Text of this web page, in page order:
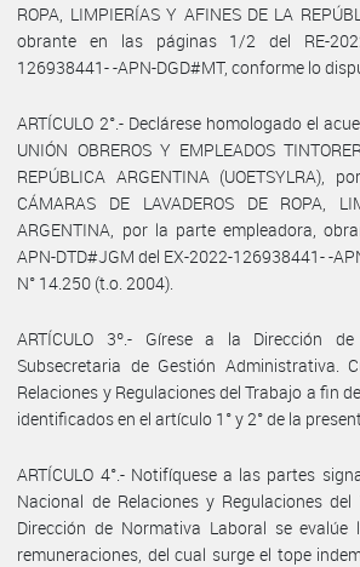
ROPA, LIMPIERÍAS Y AFINES DE LA
obrante en las páginas 1/2 del RE-
126938441- -APN-DGD#MT, conforme lo
ARTÍCULO 2°.- Declárese homologado el
UNIÓN OBREROS Y EMPLEADOS
REPÚBLICA ARGENTINA
CÁMARAS DE LAVADEROS DE ROPA,
ARGENTINA, por la parte empleadora,
APN-DTD#JGM del EX-2022-126938441- -
N° 14.250 (t.o. 2004).
ARTÍCULO 3º.- Gírese a la Dirección
Subsecretaria de Gestión Administrativa.
Relaciones y Regulaciones del Trabajo a fin
identificados en el artículo 1° y 2° de la
ARTÍCULO 4°.- Notifíquese a las partes
Nacional de Relaciones y Regulaciones
Dirección de Normativa Laboral se
remuneraciones, del cual surge el tope